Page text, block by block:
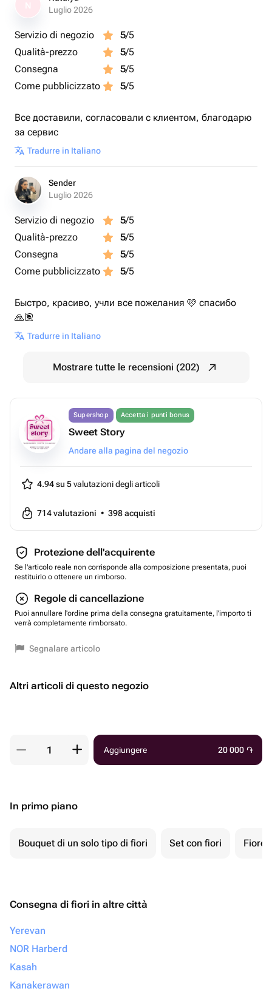
Luglio 2026
Servizio di negozio 5/5
Qualità-prezzo
5/5
Consegna
5/5
Come pubblicizzato
5/5
Все доставили, согласовали с клиентом, благодарю
за сервис
Tradurre in Italiano
Sender
Luglio 2026
Servizio di negozio 5/5
Qualità-prezzo
5/5
Consegna
5/5
Come pubblicizzato
5/5
Быстро, красиво, учли все пожелания 🩷 спасибо
🙏🏽
Tradurre in Italiano
Mostrare tutte le recensioni (202)
Supershop Accetta i punti bonus
Sweet Story
Andare alla pagina del negozio
4.94 su 5valutazioni degli articoli
714valutazioni • 398acquisti
Protezione dell'acquirente
Se l'articolo reale non corrisponde alla composizione presentata, puoi
restituirlo o ottenere un rimborso.
Regole di cancellazione
Puoi annullare l'ordine prima della consegna gratuitamente, l'importo ti
verrà completamente rimborsato.
Segnalare articolo
Altri articoli di questo negozio
Aggiungere 20 000 ֏
In primo piano
Bouquet di un solo tipo di fiori Set con fiori Fiore
Consegna di fiori in altre città
Yerevan
NOR Harberd
Kasah
Kanakerawan